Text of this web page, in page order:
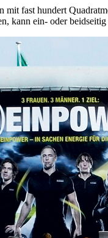
mit fast hundert
kann ein- oder